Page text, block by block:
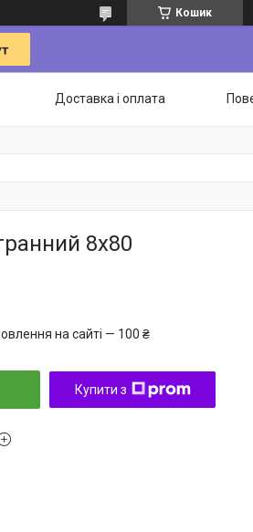
Кошик
Доставка і оплата
8х80
на сайті — 100 ₴
Купити з